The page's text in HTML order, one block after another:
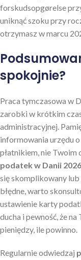
forskudsopgørelse
uniknąć szoku przy
otrzymasz w marcu
spokojnie?
Praca tymczasowa w
zarobki w krótkim
administracyjnej.
informowania urzędu
płatnikiem, nie
podatek w Danii
się skomplikowany lub
błędne, warto
ustawienie karty
ducha i pewność, że
pieniędzy, ile powinno.
Regularnie odwiedzaj